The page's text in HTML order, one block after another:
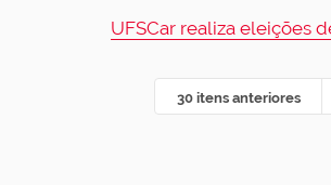
UFSCar realiza eleições
30 itens anteriores